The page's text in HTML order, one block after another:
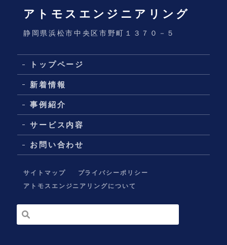
アトモスエンジニアリング
静岡県浜松市中央区市野町１３７０－５
トップページ
新着情報
事例紹介
サービス内容
お問い合わせ
サイトマップ
プライバシーポリシー
アトモスエンジニアリングについて